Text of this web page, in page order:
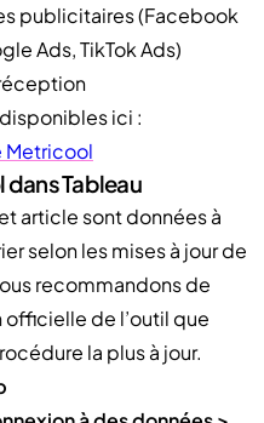
publicitaires (Facebook
Ads, TikTok Ads)
ici :
Metricool
Tableau
article sont données à
selon les mises à jour de
recommandons de
de l’outil que
la plus à jour.